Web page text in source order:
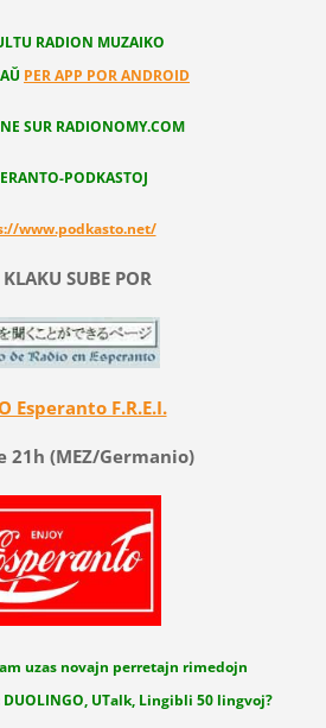
RADION MUZAIKO
PER APP POR ANDROID
SUR RADIONOMY.COM
PODKASTOJ
www.podkasto.net/
SUBE POR
Esperanto F.R.E.I.
21h (MEZ/Germanio)
uzas novajn perretajn rimedojn
UTalk, Lingibli 50 lingvoj?